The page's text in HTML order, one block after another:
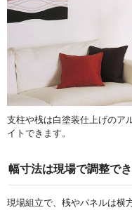
支柱や桟は白塗装仕上げのア
イトできます。
幅寸法は現場で調整でき
現場組立で、桟やパネルは横